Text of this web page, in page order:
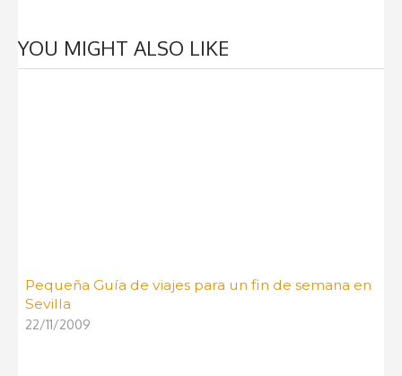
YOU MIGHT ALSO LIKE
Pequeña Guía de viajes para un fin de semana en
Sevilla
22/11/2009